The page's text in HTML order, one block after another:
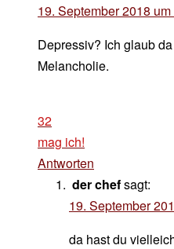
19. September 2018
Depressiv? Ich glaub
Melancholie.
32
mag ich!
Antworten
der chefsagt:
19. September
da hast du